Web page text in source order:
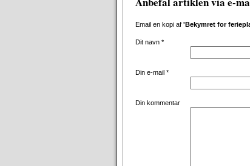
Email en kopi af 'Bekymret for
Dit navn *
Din e-mail *
Din kommentar